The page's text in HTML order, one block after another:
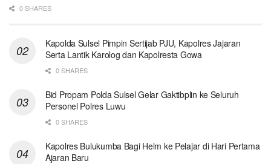
0 SHARES
Kapolda Sulsel Pimpin Sertijab PJU, Kapolres Jajaran
Serta Lantik Karolog dan Kapolresta Gowa
0 SHARES
Bid Propam Polda Sulsel Gelar Gaktibplin ke Seluruh
Personel Polres Luwu
0 SHARES
Kapolres Bulukumba Bagi Helm ke Pelajar di Hari Pertama
Ajaran Baru